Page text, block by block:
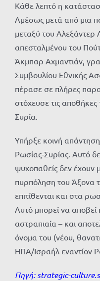
Κάθε λεπτό η
Αμέσως μετά από μια
μεταξύ του Αλεξάντερ
απεσταλμένου του
Άκμπαρ Αχμαντιάν,
Συμβουλίου Εθνικής
πέρασε σε πλήρες
στόχευσε τις
Συρία.
Υπήρξε κοινή
Ρωσίας-Συρίας. Αυτό
ψυχοπαθείς δεν έχουν
πυρπόληση του Άξονα
επιτίθενται και στα
Αυτό μπορεί να
αστραπιαία – και
όνομα του (νέου,
ΗΠΑ/Ισραήλ εναντίον
Πηγή: strategic-